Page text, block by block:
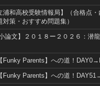
浦和高校受験情報局】（合格点
策・おすすめ問題集）
論文】２０１８ー２０２６：潜
Funky Parents】への道！
Funky Parents】への道！